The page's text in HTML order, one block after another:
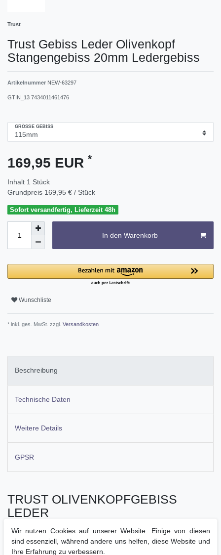
Trust
Trust Gebiss Leder Olivenkopf
Stangengebiss 20mm Ledergebiss
Artikelnummer NEW-63297
GTIN_13 7434011461476
GRÖSSE GEBISS
169,95 EUR *
Inhalt 1 Stück
Grundpreis 169,95 € / Stück
Sofort versandfertig, Lieferzeit 48h
In den Warenkorb
Wunschliste
* inkl. ges. MwSt. zzgl. Versandkosten
Beschreibung
Technische Daten
Weitere Details
GPSR
TRUST OLIVENKOPFGEBISS
LEDER
Mundstück ist eine Stange und besitzt einen Kern aus
Nylon, welcher mit Leder ummantelt wird
das Leder ist ohne Chemikalien gegerbt
Wir nutzen Cookies auf unserer Website. Einige von diesen
sind essenziell, während andere uns helfen, diese Website und
Ihre Erfahrung zu verbessern.